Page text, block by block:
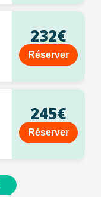
232€
Réserver
245€
Réserver